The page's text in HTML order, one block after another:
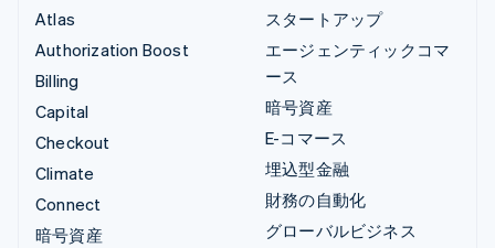
Atlas
Authorization Boost
Billing
Capital
Checkout
Climate
Connect
暗号資産
スタートアップ
エージェンティックコマ
ース
暗号資産
E-コマース
埋込型金融
財務の自動化
グローバルビジネス